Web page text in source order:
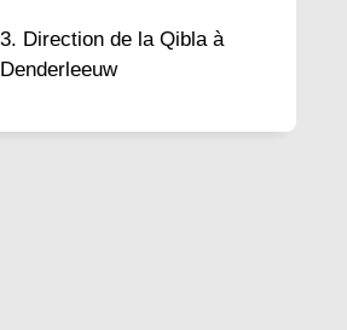
Direction de la Qibla à
Denderleeuw